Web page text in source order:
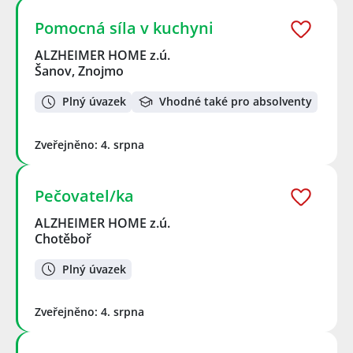
Pomocná síla v kuchyni
ALZHEIMER HOME z.ú.
Šanov, Znojmo
Plný úvazek Vhodné také pro absolventy
Zveřejněno: 4. srpna
Pečovatel/ka
ALZHEIMER HOME z.ú.
Chotěboř
Plný úvazek
Zveřejněno: 4. srpna